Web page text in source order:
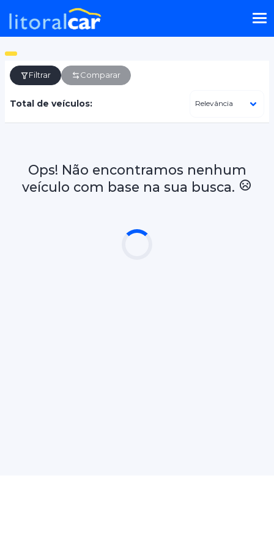
Filtrar Comparar
Total de veículos:
Ops! Não encontramos nenhum
veículo com base na sua busca.